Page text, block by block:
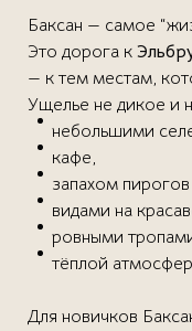
Баксан — самое
Это дорога к
— к тем местам,
Ущелье не дикое и
небольшими
кафе,
запахом пирогов
видами на
ровными
тёплой
Для новичков